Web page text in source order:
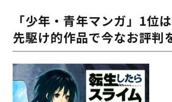
「少年・青年マンガ」1位
先駆け的作品で今なお評判